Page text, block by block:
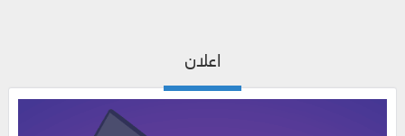
اعلان